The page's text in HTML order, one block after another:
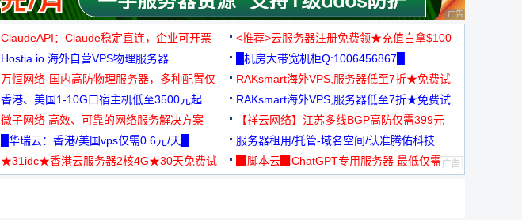
广告 商业广告，理
ClaudeAPI：Claude稳定直连，企业可开票
<推荐>云服务器注册免费领★充值白拿$100
Hostia.io 海外自营VPS物理服务器
█机房大带宽机柜Q:1006456867█
万恒网络-国内高防物理服务器，多种配置仅
99元/月起
RAKsmart海外VPS,服务器低至7折★免费试
用★
香港、美国1-10G口宿主机低至3500元起
RAKsmart海外VPS,服务器低至7折★免费试
用★
微子网络 高效、可靠的网络服务解决方案
【祥云网络】江苏多线BGP高防仅需399元
█华瑞云：香港/美国vps仅需0.6元/天█
服务器租用/托管-域名空间/认准腾佑科技
★31idc★香港云服务器2核4G★30天免费试
▉脚本云▉ChatGPT专用服务器 最低仅需